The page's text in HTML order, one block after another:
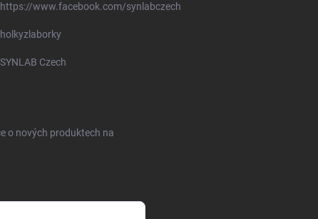
https://www.facebook.com/synlabczech
holkyzlaborky
SYNLAB Czech
o nových produktech na